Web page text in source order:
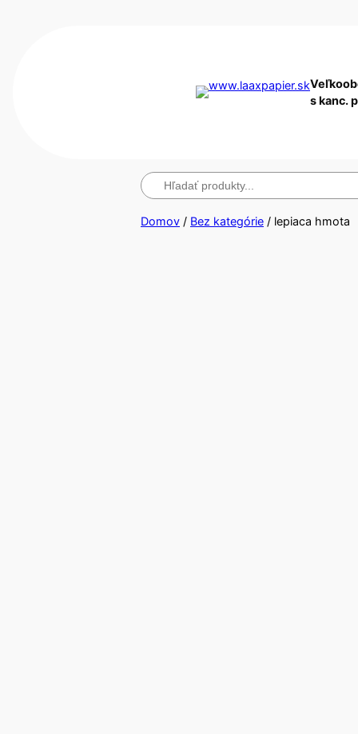
s kanc.
Hľadanie
Domov / Bez kategórie / lepiaca hmota